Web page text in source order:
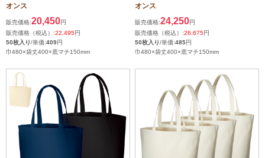
オンス
販売価格:20,450円
販売価格（税込）:22,495円
50枚入り/単価:409円
巾480×袋丈400×底マチ150mm
オンス
販売価格:24,250円
販売価格（税込）:26,675円
50枚入り/単価:485円
巾480×袋丈400×底マチ150mm